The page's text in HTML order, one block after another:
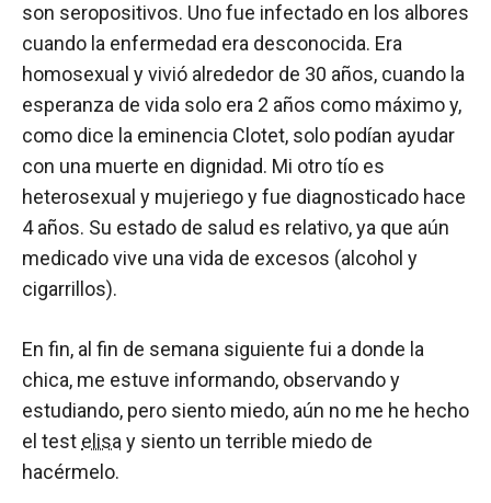
son seropositivos. Uno fue infectado en los albores
cuando la enfermedad era desconocida. Era
homosexual y vivió alrededor de 30 años, cuando la
esperanza de vida solo era 2 años como máximo y,
como dice la eminencia Clotet, solo podían ayudar
con una muerte en dignidad. Mi otro tío es
heterosexual y mujeriego y fue diagnosticado hace
4 años. Su estado de salud es relativo, ya que aún
medicado vive una vida de excesos (alcohol y
cigarrillos).
En fin, al fin de semana siguiente fui a donde la
chica, me estuve informando, observando y
estudiando, pero siento miedo, aún no me he hecho
el test elisa y siento un terrible miedo de
hacérmelo.